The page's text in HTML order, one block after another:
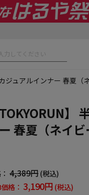
ジュアルインナー 春夏（
TOKYORUN】
春夏（ネイ
4,389円 (税込)
格： 3,190円 (税込)